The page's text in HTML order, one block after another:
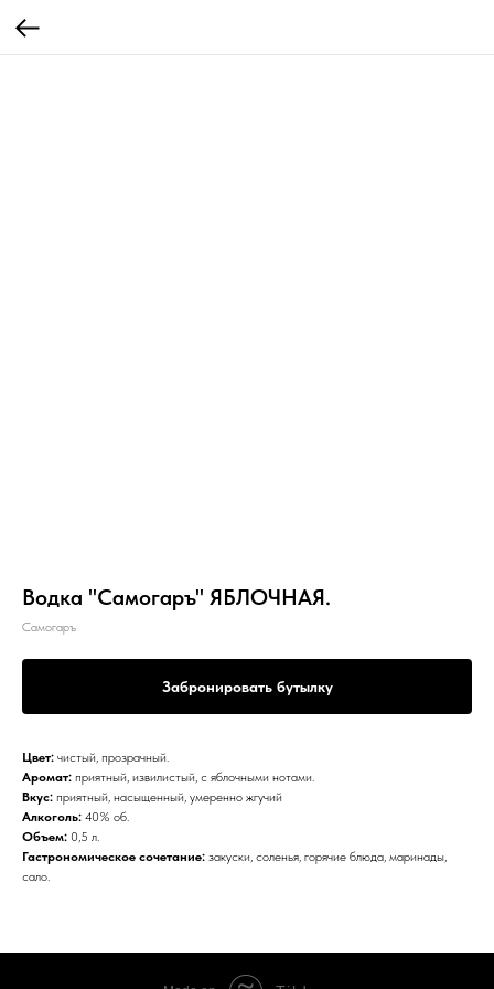
Водка "Самогаръ" ЯБЛОЧНАЯ.
Самогаръ
Забронировать бутылку
Цвет: чистый, прозрачный.
Аромат: приятный, извилистый, с яблочными нотами.
Вкус: приятный, насыщенный, умеренно жгучий
Алкоголь: 40% об.
Объем: 0,5 л.
Гастрономическое сочетание: закуски, соленья, горячие блюда, маринады,
сало.